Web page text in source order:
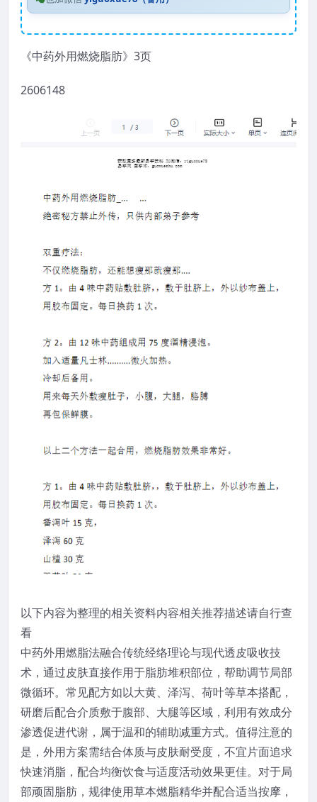
《中药外用燃烧脂肪》3页
2606148
以下内容为整理的相关资料内容相关推荐描述请自行查
看
中药外用燃脂法融合传统经络理论与现代透皮吸收技
术，通过皮肤直接作用于脂肪堆积部位，帮助调节局部
微循环。常见配方如以大黄、泽泻、荷叶等草本搭配，
研磨后配合介质敷于腹部、大腿等区域，利用有效成分
渗透促进代谢，属于温和的辅助减重方式。值得注意的
是，外用方案需结合体质与皮肤耐受度，不宜片面追求
快速消脂，配合均衡饮食与适度活动效果更佳。对于局
部顽固脂肪，规律使用草本燃脂精华并配合适当按摩，